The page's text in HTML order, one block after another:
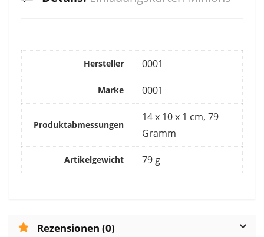
Hersteller ‎0001
Marke ‎0001
Produktabmessungen
‎14 x 10 x 1 cm, 79
Gramm
Artikelgewicht ‎79 g
Rezensionen (0)